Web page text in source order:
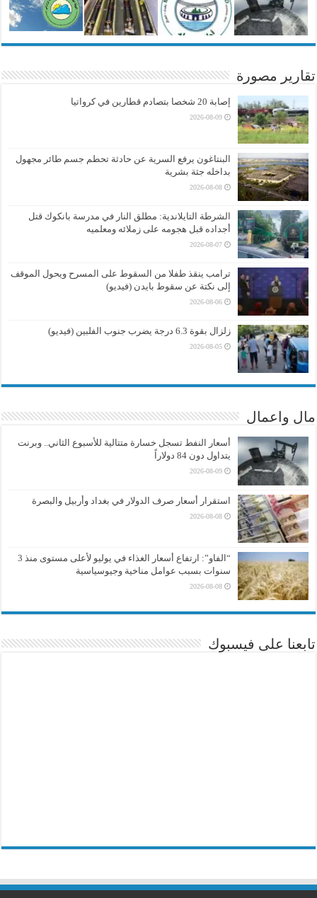
تقارير مصورة
إصابة 20 شخصا بتصادم قطارين في كرواتيا
2026-08-09
البنتاغون يرفع السرية عن حادثة تحطم جسم طائر مجهول
بداخله جثة بشرية
2026-08-08
الشرطة التايلاندية: مطلق النار في مدرسة بانكوك قتل
أجداده قبل هجومه على زملائه ومعلميه
2026-08-07
ترامب ينقذ طفلا من السقوط على المسرح ويحول الموقف
إلى نكتة عن سقوط بايدن (فيديو)
2026-08-06
زلزال بقوة 6.3 درجة يضرب جنوب الفلبين (فيديو)
2026-08-05
مال واعمال
أسعار النفط تسجل خسارة متتالية للأسبوع الثاني.. وبرنت
يتداول دون 84 دولاراً
2026-08-09
استقرار أسعار صرف الدولار في بغداد وأربيل والبصرة
2026-08-08
“الفاو”: ارتفاع أسعار الغذاء في يوليو لأعلى مستوى منذ 3
سنوات بسبب عوامل مناخية وجيوسياسية
2026-08-08
تابعنا على فيسبوك